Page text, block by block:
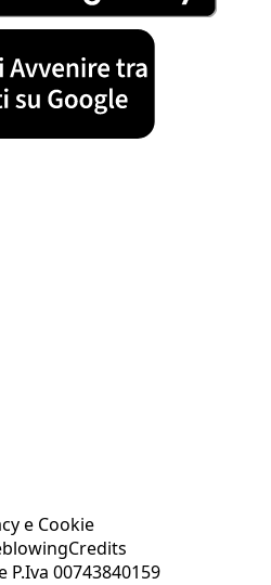
e Cookie
Credits
00743840159